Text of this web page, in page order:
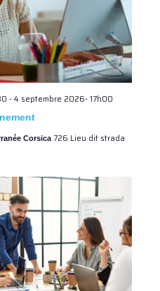
-4 septembre 2026- 17h00
Corsica 726 Lieu dit strada